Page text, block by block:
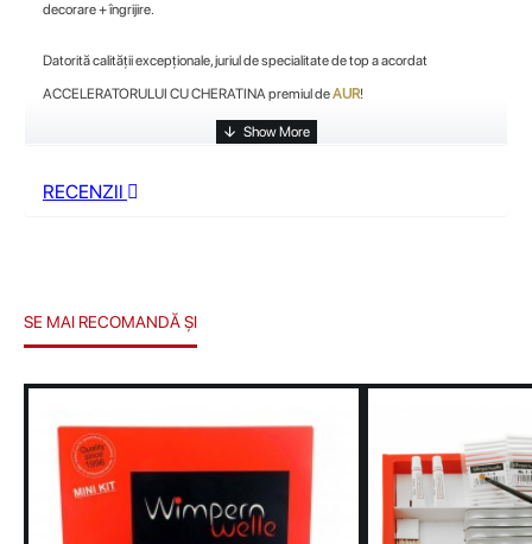
decorare + îngrijire.
Datorită calității excepționale, juriul de specialitate de top a acordat
ACCELERATORULUI CU CHERATINA premiul deAUR!
RECENZII
SE MAI RECOMANDĂ ȘI